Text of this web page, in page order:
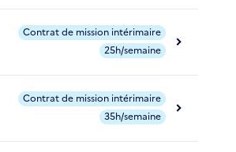
Contrat de mission intérimaire
25h/semaine
Contrat de mission intérimaire
35h/semaine